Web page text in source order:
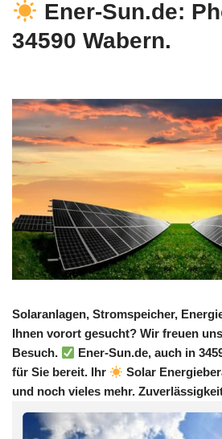
Ener-Sun.de:
34590 Wabern.
Solaranlagen, Stromspeicher,
Ihnen vorort gesucht? Wir freuen
Besuch.
Ener-Sun.de, auch in
für Sie bereit. Ihr
Solar
und noch vieles mehr.